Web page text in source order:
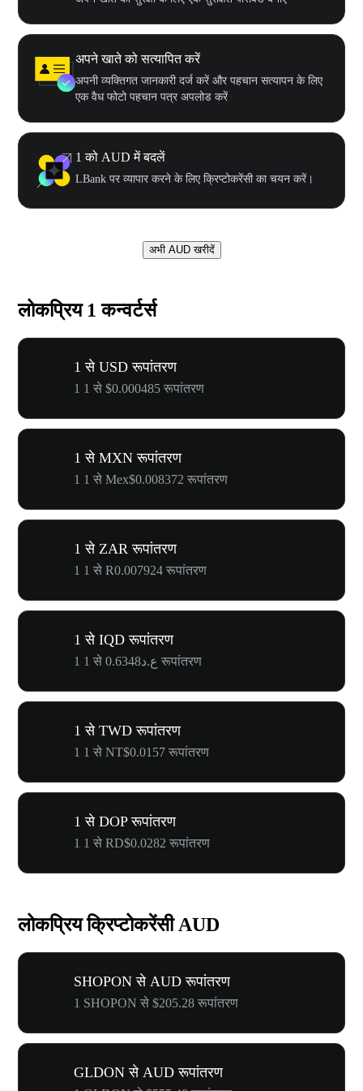
अपने खाते को सत्यापित करें
अपनी व्यक्तिगत जानकारी दर्ज करें और पहचान सत्यापन के लिए
एक वैध फोटो पहचान पत्र अपलोड करें
1 को AUD में बदलें
LBank पर व्यापार करने के लिए क्रिप्टोकरेंसी का चयन करें।
अभी AUD खरीदें
लोकप्रिय 1 कन्वर्टर्स
1 से USD रूपांतरण
1 1 से $0.000485 रूपांतरण
1 से MXN रूपांतरण
1 1 से Mex$0.008372 रूपांतरण
1 से ZAR रूपांतरण
1 1 से R0.007924 रूपांतरण
1 से IQD रूपांतरण
1 1 से ع.د0.6348 रूपांतरण
1 से TWD रूपांतरण
1 1 से NT$0.0157 रूपांतरण
1 से DOP रूपांतरण
1 1 से RD$0.0282 रूपांतरण
लोकप्रिय क्रिप्टोकरेंसी AUD
SHOPON से AUD रूपांतरण
1 SHOPON से $205.28 रूपांतरण
GLDON से AUD रूपांतरण